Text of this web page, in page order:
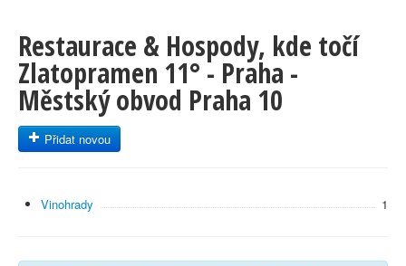
Restaurace & Hospody, kde točí
Zlatopramen 11° - Praha -
Městský obvod Praha 10
Přidat novou
Vinohrady 1